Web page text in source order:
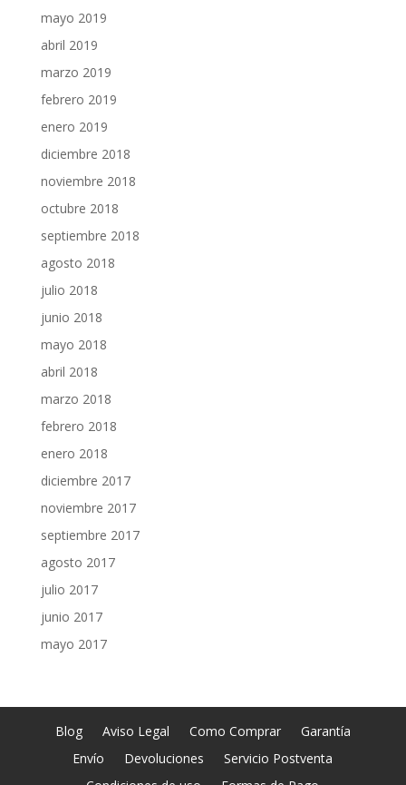
mayo 2019
abril 2019
marzo 2019
febrero 2019
enero 2019
diciembre 2018
noviembre 2018
octubre 2018
septiembre 2018
agosto 2018
julio 2018
junio 2018
mayo 2018
abril 2018
marzo 2018
febrero 2018
enero 2018
diciembre 2017
noviembre 2017
septiembre 2017
agosto 2017
julio 2017
junio 2017
mayo 2017
Blog Aviso Legal Como Comprar
Garantía
Envío
Devoluciones
Servicio Postventa